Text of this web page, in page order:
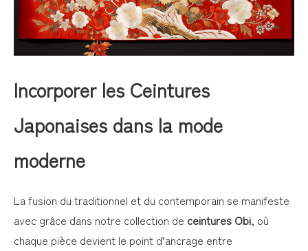
Incorporer les Ceintures
Japonaises dans la mode
moderne
La fusion du traditionnel et du contemporain se manifeste
avec grâce dans notre collection de ceintures Obi, où
chaque pièce devient le point d’ancrage entre